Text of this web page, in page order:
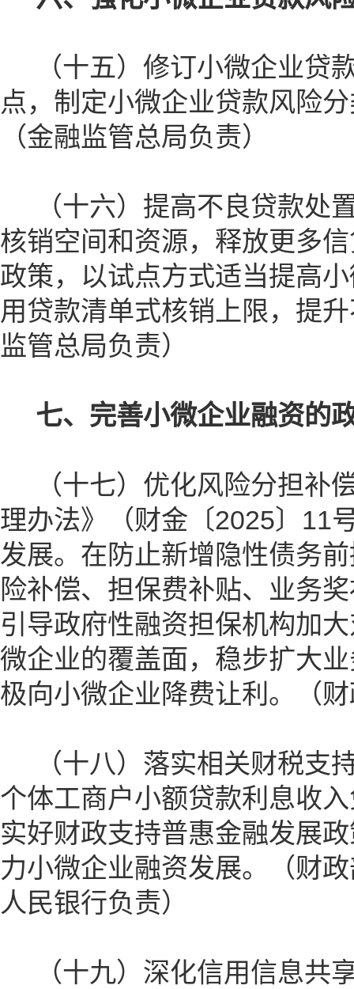
（十五）修订小微企业贷
点，制定小微企业贷款风险
（金融监管总局负责）
（十六）提高不良贷款处
核销空间和资源，释放更多
政策，以试点方式适当提高
用贷款清单式核销上限，提
监管总局负责）
七、完善小微企业融资的
（十七）优化风险分担补
理办法》（财金〔2025〕11
发展。在防止新增隐性债务
险补偿、担保费补贴、业务
引导政府性融资担保机构加
微企业的覆盖面，稳步扩大
极向小微企业降费让利。（
（十八）落实相关财税支
个体工商户小额贷款利息收
实好财政支持普惠金融发展
力小微企业融资发展。（财
人民银行负责）
（十九）深化信用信息共